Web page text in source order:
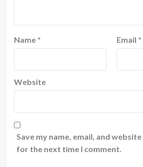
Name * Email *
Website
Save my name, email, and
for the next time I comment.